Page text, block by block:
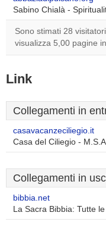
Sabino Chialà -
Sono stimati 28
visualizza 5,00 pagine
Link
Collegamenti in
casavacanzeciliegio.it
Casa del Ciliegio -
Collegamenti in
bibbia.net
La Sacra Bibbia: Tutte